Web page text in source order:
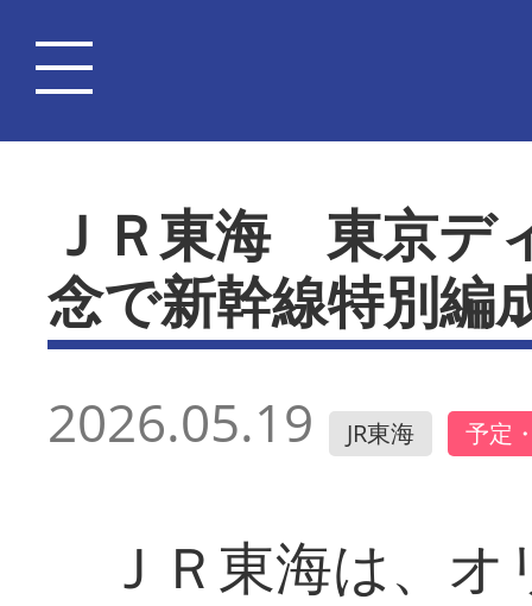
ＪＲ東海 東京デ
念で新幹線特別
2026.05.19 JR東海 予定
ＪＲ東海は、オ